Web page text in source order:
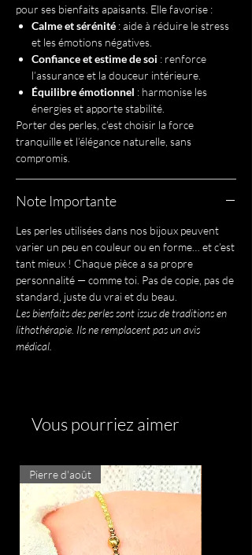
pour ses bienfaits apaisants. Elle favorise :
Calme et sérénité : aide à réduire le stress
et les émotions négatives.
Confiance et estime de soi : renforce
l’assurance et la douceur intérieure.
Équilibre émotionnel : harmonise les
énergies et apporte stabilité.
Porter des perles, c’est choisir la force
tranquille et l’élégance naturelle, sans
compromis.
Note Importante
Les perles utilisées dans nos bijoux peuvent
varier un peu en couleur ou en forme… et c’est
tant mieux ! Chaque pièce a sa propre
personnalité — comme toi. Pas de copie, pas de
standard, juste du vrai et du beau.
Les bienfaits des perles sont issus de traditions en
lithothérapie. Ils ne remplacent pas un avis
médical.
Vous pourriez aimer
Pierre d'août